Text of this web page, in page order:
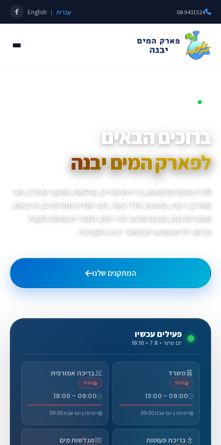
08-9431524 עברית |
English
ברוכים הבאים
לפארק המים יבנה
30 דונם של מדשאות, בריכות שחייה, מגלשות, מתקני ספורט, חוגי
ספורט, ג׳קוזי, סאונות, חדר כושר, חוגי שחייה תחרותיים, הרצאות,
מופעי תרבות, הצגות וחינוך לבריאות, לחברי העמותה ולקהל
הרחב ילדים ומבוגרים תושבי יבנה והסביבה...
המתקנים שלנו
פעילים עכשיו
יום שישי • 7.8 • 19:10
משרד
סגור
09:00 - 13:00
ייפתח ביום שבת 09:00
בריכה אמורפית
סגור
09:00 - 18:00
ייפתח ביום שבת 09:00
בריכת פעוטות מגלשות מים